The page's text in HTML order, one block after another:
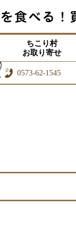
ちこり村
お取り寄せ
0573-62-1545